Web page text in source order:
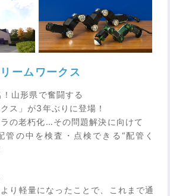
ームワークス
山形県で奮闘する
ス」が3年ぶりに登場！
の老朽化…その問題解決に向けて
管の中を検査・点検できる“配管く
り軽量になったことで、これまで通